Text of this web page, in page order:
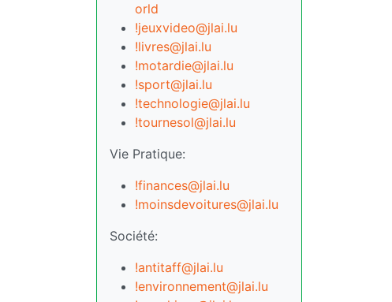
orld
!jeuxvideo@jlai.lu
!livres@jlai.lu
!motardie@jlai.lu
!sport@jlai.lu
!technologie@jlai.lu
!tournesol@jlai.lu
Vie Pratique:
!finances@jlai.lu
!moinsdevoitures@jlai.lu
Société:
!antitaff@jlai.lu
!environnement@jlai.lu